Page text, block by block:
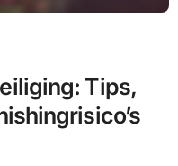
Tips,